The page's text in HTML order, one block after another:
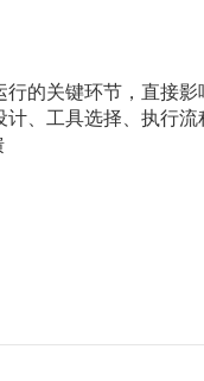
的关键环节，直接影
计、工具选择、执